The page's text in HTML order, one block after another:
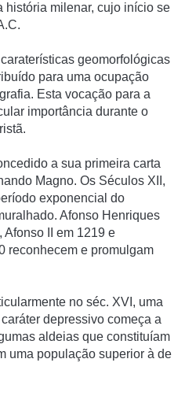
história milenar, cujo início se
geomorfológicas
para uma ocupação
Esta vocação para a
importância durante o
a sua primeira carta
Magno. Os Séculos XII,
exponencial do
Afonso Henriques
Afonso II em 1219 e
reconhecem e promulgam
no séc. XVI, uma
depressivo começa a
aldeias que constituíam
uma população superior à de